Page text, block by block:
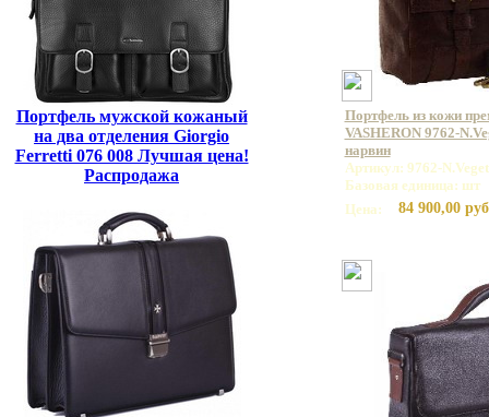
Портфель мужской кожаный
на два отделения Giorgio
Ferretti 076 008 Лучшая цена!
Распродажа
Портфель из кожи
VASHERON 9762-
нарвин
Артикул: 9762-
Базовая единица: шт
Цена:
84 900,00